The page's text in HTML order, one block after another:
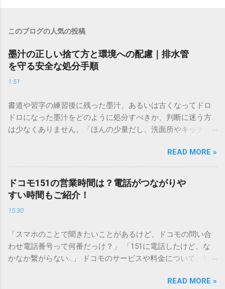
このブログの人気の投稿
墨汁の正しい捨て方と環境への配慮｜排水管
を守る安全な処分手順
1:51
書道や習字の練習後に残った墨汁、あるいは古くなってドロ
ドロになった墨汁をどのように処分すべきか、判断に迷う方
は少なくありません。「ほんの少量だし、洗面所やキッチン
と、実は予期せぬトラブルを招く原因となります。 墨汁は、
一般的な生活排水とは性質が大きく異なります。そのまま排
水口へ流すことは環境負荷だけでなく、ご自宅の排水設備を
傷める可能性も高いため、非常に危険です。この記事では、
墨汁を安全かつ環境に優しい方法で処分するための手順と、
容器を適切に分別する方法を徹底解説します。 墨汁を「排水
す）」と「膠（にかわ）」、そして水です。これらは非常に
微細かつ独特の粘性を持っているため、下水処理や配管維持
の観点から以下の問題が発生します。 1. 環境への深刻な負荷
施設であっても、これらの微粒子を完全に分解・除去するこ
READ MORE »
ドコモ151の営業時間は？電話がつながりや
すい時間もご紹介！
15:30
「スマホのことで聞きたいことがあるけど、ドコモの問い合
わせ電話番号って何番だっけ？」 「151に電話したけど、な
かなか繋がらない…」 ドコモのサービスや料金について、疑
ンフォメーションセンター」の専用電話番号「151」ですよ
READ MORE »